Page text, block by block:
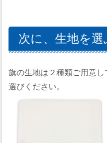
次に、生地を選
旗の生地は２種類ご用意
選びください。